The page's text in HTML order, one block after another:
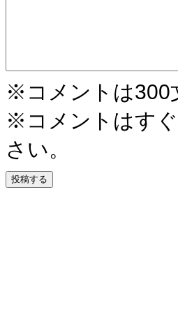
※コメントは300
※コメントはす
さい。